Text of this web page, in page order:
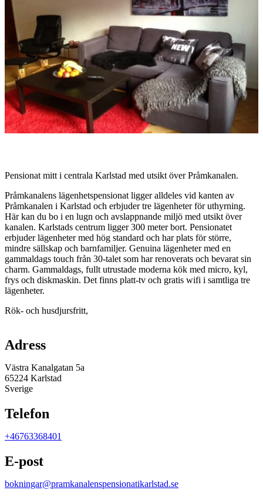
Beskrivning
Pensionat mitt i centrala Karlstad med utsikt över Pråmkanalen.
Pråmkanalens lägenhetspensionat ligger alldeles vid kanten av
Pråmkanalen i Karlstad och erbjuder tre lägenheter för uthyrning.
Här kan du bo i en lugn och avslappnande miljö med utsikt över
kanalen. Karlstads centrum ligger 300 meter bort. Pensionatet
erbjuder lägenheter med hög standard och har plats för större,
mindre sällskap och barnfamiljer. Genuina lägenheter med en
gammaldags touch från 30-talet som har renoverats och bevarat sin
charm. Gammaldags, fullt utrustade moderna kök med micro, kyl,
frys och diskmaskin. Det finns platt-tv och gratis wifi i samtliga tre
lägenheter.
Rök- och husdjursfritt,
Adress
Västra Kanalgatan 5a
65224 Karlstad
Sverige
Telefon
+46763368401
E-post
bokningar@pramkanalenspensionatikarlstad.se